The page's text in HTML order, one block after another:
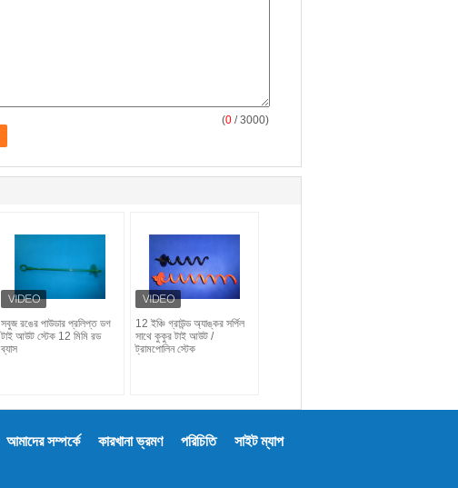
(0 / 3000)
সবুজ রঙের পাউডার প্রলিপ্ত ডগ
টাই আউট স্টেক 12 মিমি রড
ব্যাস
12 ইঞ্চি গ্রাউন্ড অ্যাঙ্কর সর্পিল
সাথে কুকুর টাই আউট /
ট্রামপোলিন স্টেক
সাইট ম্যাপ
পরিচিতি
কারখানা ভ্রমণ
আমাদের সম্পর্কে